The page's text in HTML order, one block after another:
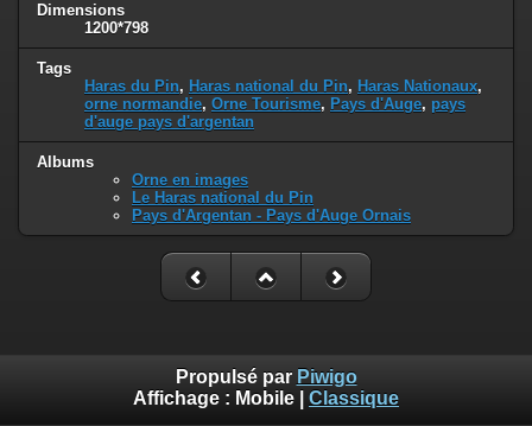
Dimensions
1200*798
Tags
Haras du Pin, Haras national du Pin, Haras Nationaux,
orne normandie, Orne Tourisme, Pays d'Auge, pays
d'auge pays d'argentan
Albums
Orne en images
Le Haras national du Pin
Pays d'Argentan - Pays d'Auge Ornais
Propulsé par Piwigo
Affichage : Mobile Classique